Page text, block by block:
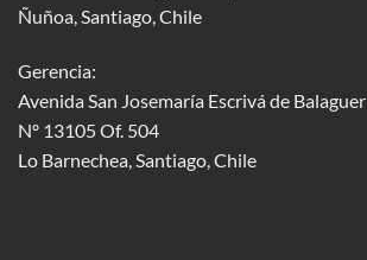
Ñuñoa, Santiago, Chile
Gerencia:
Avenida San Josemaría Escrivá de Balaguer
Nº 13105 Of. 504
Lo Barnechea, Santiago, Chile